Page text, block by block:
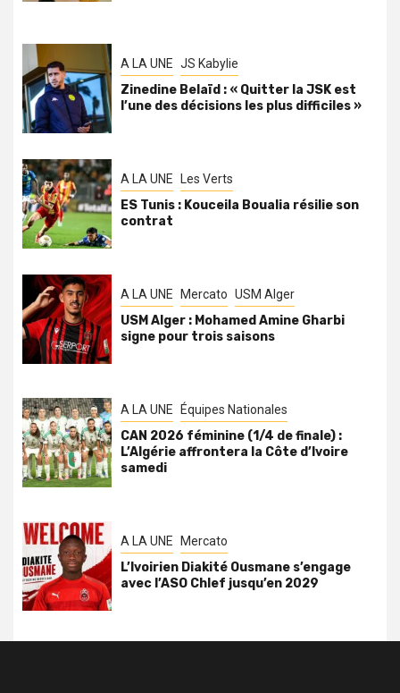
A LA UNE JS Kabylie
Zinedine Belaïd : « Quitter la JSK est
l’une des décisions les plus difficiles »
A LA UNE Les Verts
ES Tunis : Kouceila Boualia résilie son
contrat
A LA UNE Mercato USM Alger
USM Alger : Mohamed Amine Gharbi
signe pour trois saisons
A LA UNE Équipes Nationales
CAN 2026 féminine (1/4 de finale) :
L’Algérie affrontera la Côte d’Ivoire
samedi
A LA UNE Mercato
L’Ivoirien Diakité Ousmane s’engage
avec l’ASO Chlef jusqu’en 2029